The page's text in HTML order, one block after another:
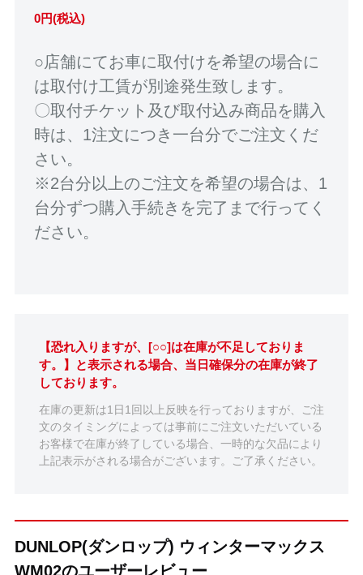
0円(税込)
○店舗にてお車に取付けを希望の場合に
は取付け工賃が別途発生致します。
〇取付チケット及び取付込み商品を購入
時は、1注文につき一台分でご注文くだ
さい。
※2台分以上のご注文を希望の場合は、1
台分ずつ購入手続きを完了まで行ってく
ださい。
【恐れ入りますが、[○○]は在庫が不足しておりま
す。】と表示される場合、当日確保分の在庫が終了
しております。
在庫の更新は1日1回以上反映を行っておりますが、ご注
文のタイミングによっては事前にご注文いただいている
お客様で在庫が終了している場合、一時的な欠品により
上記表示がされる場合がございます。ご了承ください。
DUNLOP(ダンロップ) ウィンターマックス
WM02のユーザーレビュー